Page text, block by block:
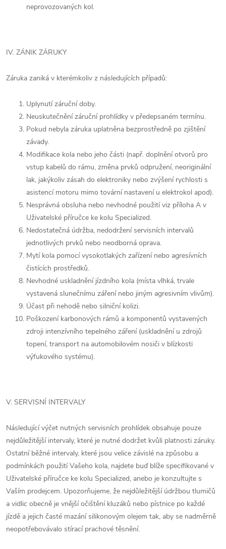
neprovozovaných kol.
IV. ZÁNIK ZÁRUKY
Záruka zaniká v kterémkoliv z následujících případů:
Uplynutí záruční doby.
Neuskutečnění záruční prohlídky v předepsaném termínu.
Pokud nebyla záruka uplatněna bezprostředně po zjištění
závady.
Modifikace kola nebo jeho části (např. doplnění otvorů pro
vstup kabelů do rámu, změna prvků odpružení, neoriginální
lak, jakýkoliv zásah do elektroniky nebo zvýšení rychlosti s
asistencí motoru mimo tovární nastavení u elektrokol apod).
Nesprávná obsluha nebo nevhodné použití viz příloha A v
Uživatelské příručce ke kolu Specialized.
Nedostatečná údržba, nedodržení servisních intervalů
jednotlivých prvků nebo neodborná oprava.
Mytí kola pomocí vysokotlakých zařízení nebo agresívních
čistících prostředků.
Nevhodné uskladnění jízdního kola (místa vlhká, trvale
vystavená slunečnímu záření nebo jiným agresivním vlivům).
Účast při nehodě nebo silniční kolizi.
Poškození karbonových rámů a komponentů vystavených
zdroji intenzívního tepelného záření (uskladnění u zdrojů
topení, transport na automobilovém nosiči v blízkosti
výfukového systému).
V. SERVISNÍ INTERVALY
Následující výčet nutných servisních prohlídek obsahuje pouze
nejdůležitější intervaly, které je nutné dodržet kvůli platnosti záruky.
Ostatní běžné intervaly, které jsou velice závislé na způsobu a
podmínkách použití Vašeho kola, najdete buď blíže specifikované v
Uživatelské příručce ke kolu Specialized, anebo je konzultujte s
Vaším prodejcem. Upozorňujeme, že nejdůležitější údržbou tlumičů
a vidlic obecně je vnější očištění kluzáků nebo pístnice po každé
jízdě a jejich časté mazání silikonovým olejem tak, aby se nadměrně
neopotřebovávalo stírací prachové těsnění.